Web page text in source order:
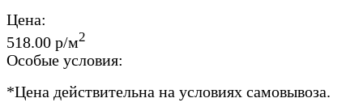
Цена:
518.00 р/м2
Особые условия:
*Цена действительна на условиях самовывоза.